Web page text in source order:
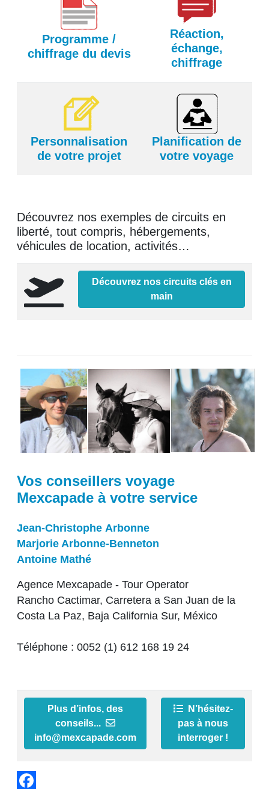
Programme /
chiffrage du devis
Réaction,
échange,
chiffrage
Personnalisation
de votre projet
Planification de
votre voyage
Découvrez nos exemples de circuits en
liberté, tout compris, hébergements,
véhicules de location, activités…
Découvrez nos circuits clés en
main
Vos conseillers voyage
Mexcapade à votre service
Jean-Christophe Arbonne
Marjorie Arbonne-Benneton
Antoine Mathé
Agence Mexcapade - Tour Operator
Rancho Cactimar, Carretera a San Juan de la
Costa La Paz, Baja California Sur, México
Téléphone : 0052 (1) 612 168 19 24
Plus d’infos, des
conseils...
info@mexcapade.com
N’hésitez-
pas à nous
interroger !